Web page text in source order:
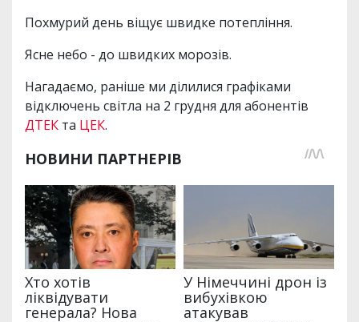
Похмурий день віщує швидке потепління.
Ясне небо - до швидких морозів.
Нагадаємо, раніше ми ділилися графіками
відключень світла на 2 грудня для абонентів
ДТЕК та ЦЕК.